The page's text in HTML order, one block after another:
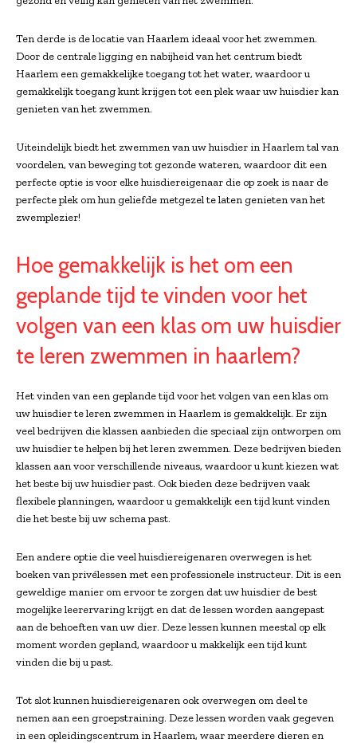
Ten derde is de locatie van Haarlem ideaal voor het zwemmen.
Door de centrale ligging en nabijheid van het centrum biedt
Haarlem een gemakkelijke toegang tot het water, waardoor u
gemakkelijk toegang kunt krijgen tot een plek waar uw huisdier kan
genieten van het zwemmen.
Uiteindelijk biedt het zwemmen van uw huisdier in Haarlem tal van
voordelen, van beweging tot gezonde wateren, waardoor dit een
perfecte optie is voor elke huisdiereigenaar die op zoek is naar de
perfecte plek om hun geliefde metgezel te laten genieten van het
zwemplezier!
Hoe gemakkelijk is het om een
geplande tijd te vinden voor het
volgen van een klas om uw huisdier
te leren zwemmen in haarlem?
Het vinden van een geplande tijd voor het volgen van een klas om
uw huisdier te leren zwemmen in Haarlem is gemakkelijk. Er zijn
veel bedrijven die klassen aanbieden die speciaal zijn ontworpen om
uw huisdier te helpen bij het leren zwemmen. Deze bedrijven bieden
klassen aan voor verschillende niveaus, waardoor u kunt kiezen wat
het beste bij uw huisdier past. Ook bieden deze bedrijven vaak
flexibele planningen, waardoor u gemakkelijk een tijd kunt vinden
die het beste bij uw schema past.
Een andere optie die veel huisdiereigenaren overwegen is het
boeken van privélessen met een professionele instructeur. Dit is een
geweldige manier om ervoor te zorgen dat uw huisdier de best
mogelijke leerervaring krijgt en dat de lessen worden aangepast
aan de behoeften van uw dier. Deze lessen kunnen meestal op elk
moment worden gepland, waardoor u makkelijk een tijd kunt
vinden die bij u past.
Tot slot kunnen huisdiereigenaren ook overwegen om deel te
nemen aan een groepstraining. Deze lessen worden vaak gegeven
in een opleidingscentrum in Haarlem, waar meerdere dieren en